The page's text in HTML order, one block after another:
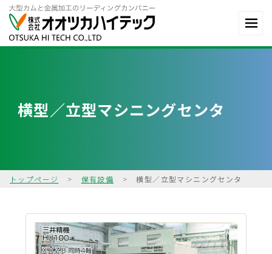
横型／立型マシニングセンタ
トップページ > 保有設備 > 横型／立型マシニングセンタ